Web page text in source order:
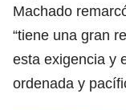
Machado
“tiene una gran
esta exigencia y
ordenada y